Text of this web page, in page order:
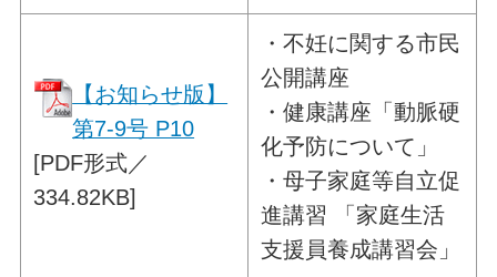
【お知らせ版】
第7-9号 P10
[PDF形式／
334.82KB]
・不妊に関する市民
公開講座
・健康講座「動脈硬
化予防について」
・母子家庭等自立促
進講習 「家庭生活
支援員養成講習会」